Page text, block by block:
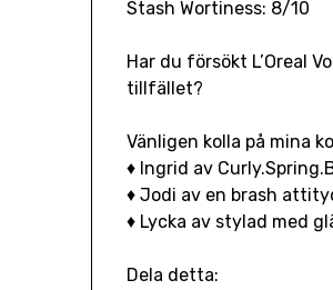
Stash Wortiness: 8/10
Har du försökt L’Oreal
tillfället?
Vänligen kolla på mina
♦ Ingrid av
♦ Jodi av en brash
♦ Lycka av stylad med
Dela detta: